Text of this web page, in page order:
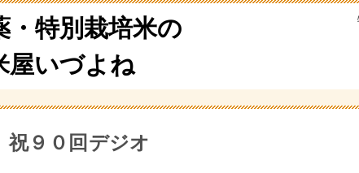
・特別栽培米の
屋いづよね
祝９０回デジオ